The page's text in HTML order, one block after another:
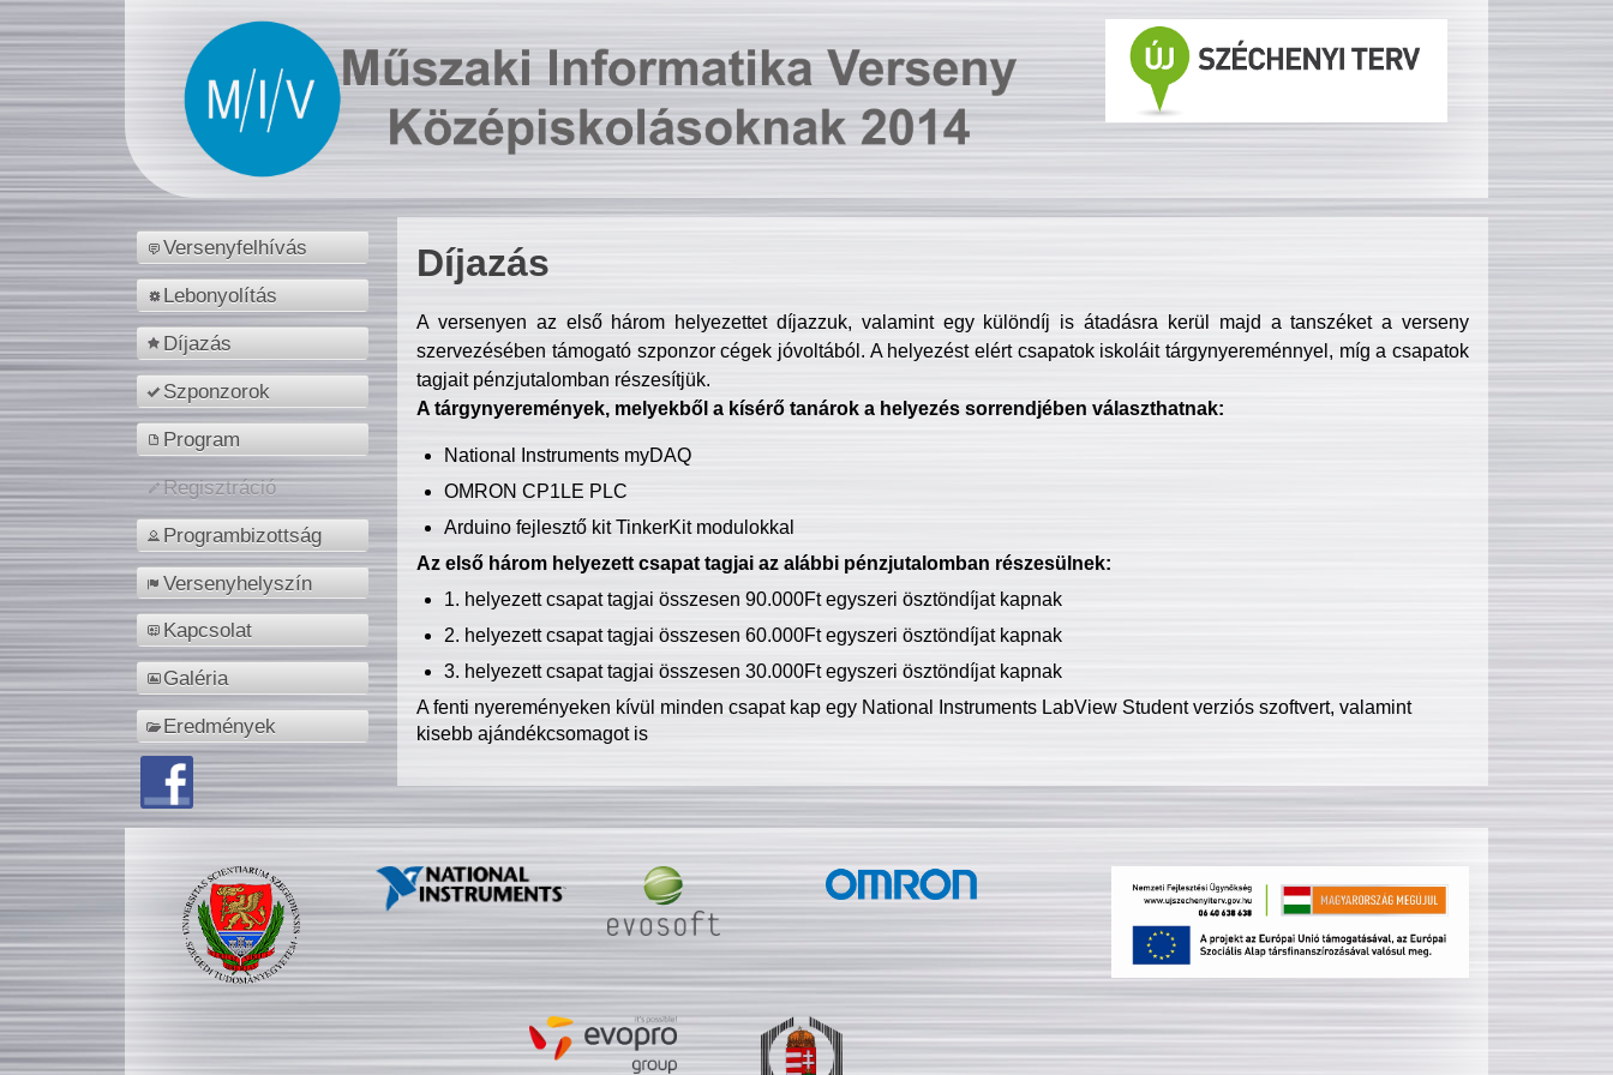
Versenyfelhívás
Lebonyolítás
Díjazás
Szponzorok
Program
Regisztráció
Programbizottság
Versenyhelyszín
Kapcsolat
Galéria
Eredmények
Díjazás
A versenyen az első három helyezettet díjazzuk, valamint egy különdíj is átadásra kerül majd a tanszéket a verseny
szervezésében támogató szponzor cégek jóvoltából. A helyezést elért csapatok iskoláit tárgynyereménnyel, míg a csapatok
tagjait pénzjutalomban részesítjük.
A tárgynyeremények, melyekből a kísérő tanárok a helyezés sorrendjében választhatnak:
National Instruments myDAQ
OMRON CP1LE PLC
Arduino fejlesztő kit TinkerKit modulokkal
Az első három helyezett csapat tagjai az alábbi pénzjutalomban részesülnek:
1. helyezett csapat tagjai összesen 90.000Ft egyszeri ösztöndíjat kapnak
2. helyezett csapat tagjai összesen 60.000Ft egyszeri ösztöndíjat kapnak
3. helyezett csapat tagjai összesen 30.000Ft egyszeri ösztöndíjat kapnak
A fenti nyereményeken kívül minden csapat kap egy National Instruments LabView Student verziós szoftvert, valamint
kisebb ajándékcsomagot is